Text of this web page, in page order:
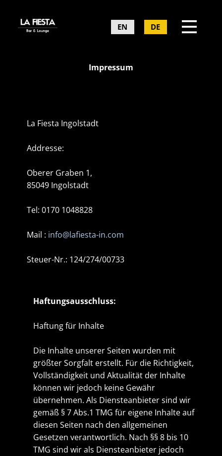
EN DE
Impressum
La Fiesta Ingolstadt
Addresse:
Oberer Graben 1,
85049 Ingolstadt
Tel: 0170 1048828
Mail : info@lafiesta-in.com
Steuer-Nr.: 124/274/00733
Haftungsausschluss:
Haftung für Inhalte
Die Inhalte unserer Seiten wurden mit
größter Sorgfalt erstellt. Für die Richtigkeit,
Vollständigkeit und Aktualität der Inhalte
können wir jedoch keine Gewähr
übernehmen. Als Diensteanbieter sind wir
gemäß § 7 Abs.1 TMG für eigene Inhalte auf
diesen Seiten nach den allgemeinen
Gesetzen verantwortlich. Nach §§ 8 bis 10
TMG sind wir als Diensteanbieter jedoch